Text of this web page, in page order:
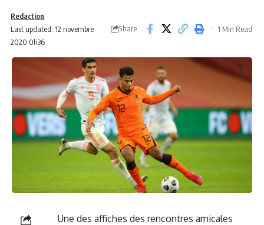
Last updated: 12 novembre
2020 0h36
Redaction
Share
1 Min Read
Une des affiches des rencontres amicales